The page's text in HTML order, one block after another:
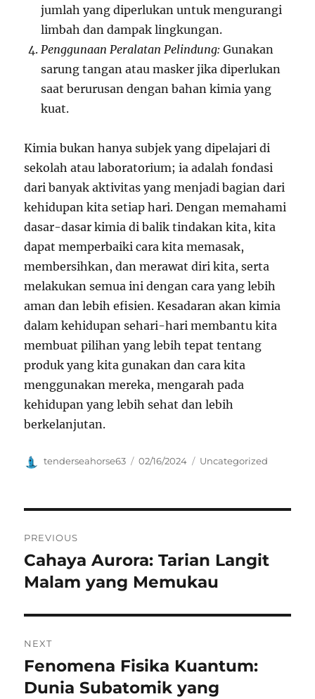
jumlah yang diperlukan untuk mengurangi
limbah dan dampak lingkungan.
Penggunaan Peralatan Pelindung: Gunakan
sarung tangan atau masker jika diperlukan
saat berurusan dengan bahan kimia yang
kuat.
Kimia bukan hanya subjek yang dipelajari di
sekolah atau laboratorium; ia adalah fondasi
dari banyak aktivitas yang menjadi bagian dari
kehidupan kita setiap hari. Dengan memahami
dasar-dasar kimia di balik tindakan kita, kita
dapat memperbaiki cara kita memasak,
membersihkan, dan merawat diri kita, serta
melakukan semua ini dengan cara yang lebih
aman dan lebih efisien. Kesadaran akan kimia
dalam kehidupan sehari-hari membantu kita
membuat pilihan yang lebih tepat tentang
produk yang kita gunakan dan cara kita
menggunakan mereka, mengarah pada
kehidupan yang lebih sehat dan lebih
berkelanjutan.
Author
tenderseahorse63
Posted
02/16/2024 Categories
Uncategorized
pos
PREVIOUS
Previous
post:
Cahaya Aurora: Tarian Langit
Malam yang Memukau
NEXT
Next
post:
Fenomena Fisika Kuantum:
Dunia Subatomik yang